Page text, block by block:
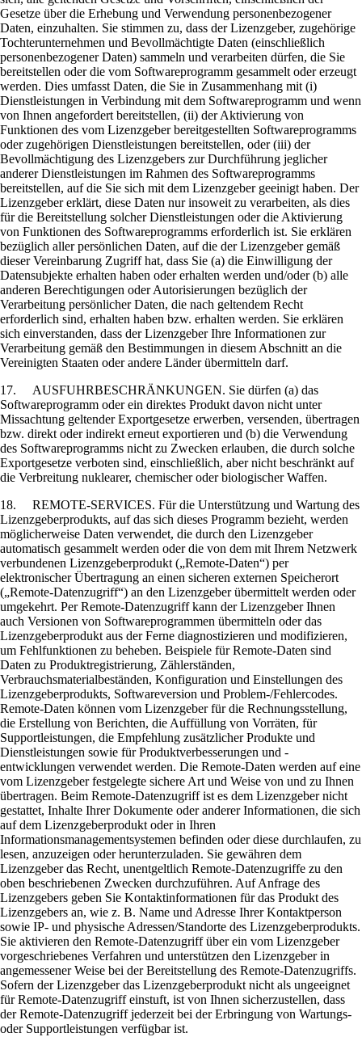
Gesetze über die Erhebung und Verwendung personenbezogener
Daten, einzuhalten. Sie stimmen zu, dass der Lizenzgeber, zugehörige
Tochterunternehmen und Bevollmächtigte Daten (einschließlich
personenbezogener Daten) sammeln und verarbeiten dürfen, die Sie
bereitstellen oder die vom Softwareprogramm gesammelt oder erzeugt
werden. Dies umfasst Daten, die Sie in Zusammenhang mit (i)
Dienstleistungen in Verbindung mit dem Softwareprogramm und wenn
von Ihnen angefordert bereitstellen, (ii) der Aktivierung von
Funktionen des vom Lizenzgeber bereitgestellten Softwareprogramms
oder zugehörigen Dienstleistungen bereitstellen, oder (iii) der
Bevollmächtigung des Lizenzgebers zur Durchführung jeglicher
anderer Dienstleistungen im Rahmen des Softwareprogramms
bereitstellen, auf die Sie sich mit dem Lizenzgeber geeinigt haben. Der
Lizenzgeber erklärt, diese Daten nur insoweit zu verarbeiten, als dies
für die Bereitstellung solcher Dienstleistungen oder die Aktivierung
von Funktionen des Softwareprogramms erforderlich ist. Sie erklären
bezüglich aller persönlichen Daten, auf die der Lizenzgeber gemäß
dieser Vereinbarung Zugriff hat, dass Sie (a) die Einwilligung der
Datensubjekte erhalten haben oder erhalten werden und/oder (b) alle
anderen Berechtigungen oder Autorisierungen bezüglich der
Verarbeitung persönlicher Daten, die nach geltendem Recht
erforderlich sind, erhalten haben bzw. erhalten werden. Sie erklären
sich einverstanden, dass der Lizenzgeber Ihre Informationen zur
Verarbeitung gemäß den Bestimmungen in diesem Abschnitt an die
Vereinigten Staaten oder andere Länder übermitteln darf.
17. AUSFUHRBESCHRÄNKUNGEN. Sie dürfen (a) das
Softwareprogramm oder ein direktes Produkt davon nicht unter
Missachtung geltender Exportgesetze erwerben, versenden, übertragen
bzw. direkt oder indirekt erneut exportieren und (b) die Verwendung
des Softwareprogramms nicht zu Zwecken erlauben, die durch solche
Exportgesetze verboten sind, einschließlich, aber nicht beschränkt auf
die Verbreitung nuklearer, chemischer oder biologischer Waffen.
18. REMOTE-SERVICES. Für die Unterstützung und Wartung des
Lizenzgeberprodukts, auf das sich dieses Programm bezieht, werden
möglicherweise Daten verwendet, die durch den Lizenzgeber
automatisch gesammelt werden oder die von dem mit Ihrem Netzwerk
verbundenen Lizenzgeberprodukt („Remote-Daten“) per
elektronischer Übertragung an einen sicheren externen Speicherort
(„Remote-Datenzugriff“) an den Lizenzgeber übermittelt werden oder
umgekehrt. Per Remote-Datenzugriff kann der Lizenzgeber Ihnen
auch Versionen von Softwareprogrammen übermitteln oder das
Lizenzgeberprodukt aus der Ferne diagnostizieren und modifizieren,
um Fehlfunktionen zu beheben. Beispiele für Remote-Daten sind
Daten zu Produktregistrierung, Zählerständen,
Verbrauchsmaterialbeständen, Konfiguration und Einstellungen des
Lizenzgeberprodukts, Softwareversion und Problem-/Fehlercodes.
Remote-Daten können vom Lizenzgeber für die Rechnungsstellung,
die Erstellung von Berichten, die Auffüllung von Vorräten, für
Supportleistungen, die Empfehlung zusätzlicher Produkte und
Dienstleistungen sowie für Produktverbesserungen und -
entwicklungen verwendet werden. Die Remote-Daten werden auf eine
vom Lizenzgeber festgelegte sichere Art und Weise von und zu Ihnen
übertragen. Beim Remote-Datenzugriff ist es dem Lizenzgeber nicht
gestattet, Inhalte Ihrer Dokumente oder anderer Informationen, die sich
auf dem Lizenzgeberprodukt oder in Ihren
Informationsmanagementsystemen befinden oder diese durchlaufen, zu
lesen, anzuzeigen oder herunterzuladen. Sie gewähren dem
Lizenzgeber das Recht, unentgeltlich Remote-Datenzugriffe zu den
oben beschriebenen Zwecken durchzuführen. Auf Anfrage des
Lizenzgebers geben Sie Kontaktinformationen für das Produkt des
Lizenzgebers an, wie z. B. Name und Adresse Ihrer Kontaktperson
sowie IP- und physische Adressen/Standorte des Lizenzgeberprodukts.
Sie aktivieren den Remote-Datenzugriff über ein vom Lizenzgeber
vorgeschriebenes Verfahren und unterstützen den Lizenzgeber in
angemessener Weise bei der Bereitstellung des Remote-Datenzugriffs.
Sofern der Lizenzgeber das Lizenzgeberprodukt nicht als ungeeignet
für Remote-Datenzugriff einstuft, ist von Ihnen sicherzustellen, dass
der Remote-Datenzugriff jederzeit bei der Erbringung von Wartungs-
oder Supportleistungen verfügbar ist.